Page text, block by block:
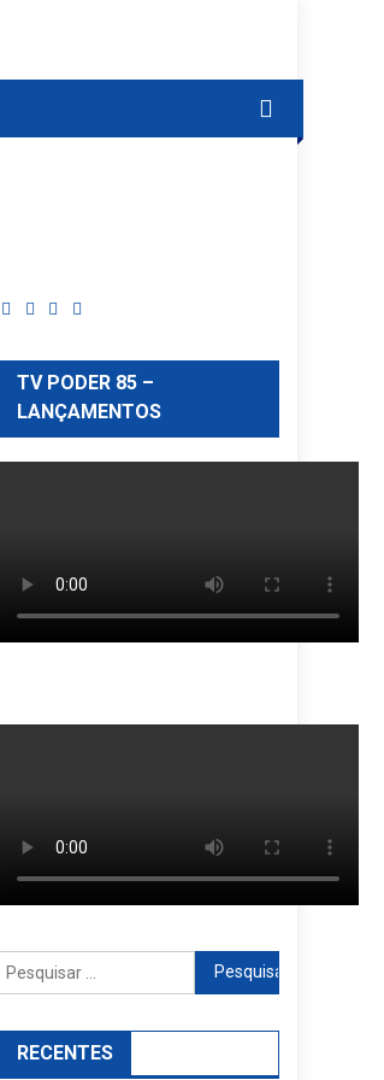
TV PODER 85 –
LANÇAMENTOS
Pesquisar
por:
RECENTES